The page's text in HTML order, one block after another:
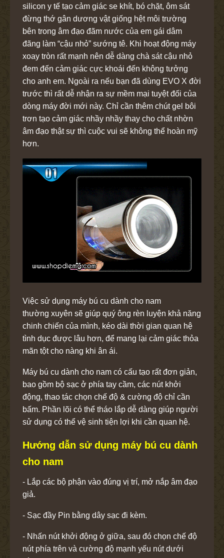
silicon y tế tạo cảm giác se khít, bó chặt, ôm sát
đừng thớ gân dương vật giống hệt môi trường
bên trong âm đạo đãm nước của em gái dâm
đãng làm “cậu nhỏ” sướng tê. Khi hoạt động máy
xoay tròn rất mạnh nên dễ dàng chà sát cậu nhỏ
đem đến cảm giác cực khoái đến không tưởng
cho anh em. Ngoài ra nếu bạn đã dùng EVO X đời
trước thì rất dễ nhận ra sự mềm mại tuyệt đối của
dòng máy đời mới này. Chỉ cần thêm chút gel bôi
trơn tạo cảm giác nhầy nhầy thay cho chất nhờn
âm đạo thật sự thì cuộc vui sẽ không thể hoàn mỹ
hơn.
Việc sử dụng máy bú cu dành cho nam
thường xuyên sẽ giúp quý ông rèn luyện khả năng
chinh chiến của mình, kéo dài thời gian quan hệ
tình dục được lâu hơn, để mang lại cảm giác thỏa
mãn tột cho nàng khi ân ái.
Máy bú cu dành cho nam có cấu tạo rất đơn giản,
bao gồm bộ sạc ở phía tay cầm, các nút khởi
động, thao tác chọn chế độ & cường độ chỉ cần
bấm. Phần lõi có thể tháo lắp dễ dàng giúp người
sử dụng có thể vệ sinh tiện lợi khi cần quan hệ.
Hướng dẫn sử dụng máy bú cu dành
cho nam
- Lắp các bộ phận vào đúng vị trí, mở nắp âm đạo
giả.
- Sạc đầy Pin bằng dây sạc đi kèm.
- Nhấn nút khởi động ở giữa, sau đó chọn chế độ
nút phía trên và cường độ mạnh yếu nút dưới